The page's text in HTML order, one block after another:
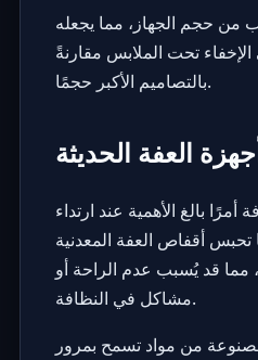
من حجم الجهاز، مما يجعله
تحت الملابس مقارنةً
بالتصاميم الأكبر حجمًا.
العفة الحديثة
بالغ الأهمية عند ارتداء
تحبس أقفاص العفة المعدنية
مما قد يُسبب عدم الراحة أو
مشاكل في النظافة.
من مواد تسمح بمرور